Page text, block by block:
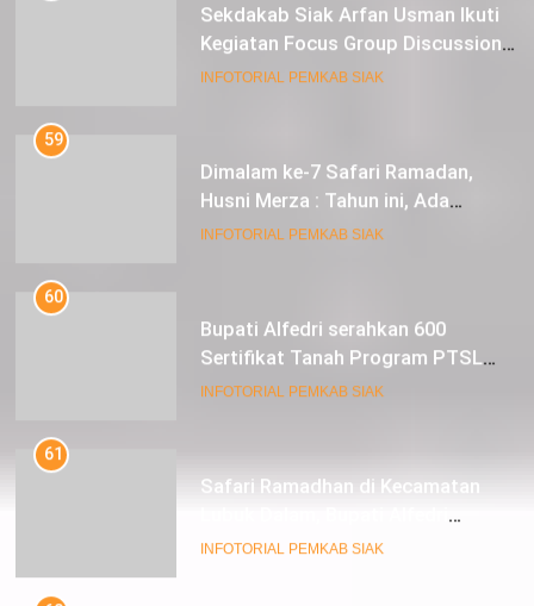
Kegiatan Focus Group Discussion
Tentang Kebijakan Penganggaran
dan Pengangkatan ASN
INFOTORIAL PEMKAB SIAK
59
Husni Merza : Tahun ini, Ada
Perbaikan Jalan Lintas Siak ke
Sungai Mandau
60
Sertifikat Tanah Program PTSL
kepada Masyarakat Tualang
INFOTORIAL PEMKAB SIAK
61
Lubuk Dalam, Bupati Alfedri
Pentingnya Berzakat
62